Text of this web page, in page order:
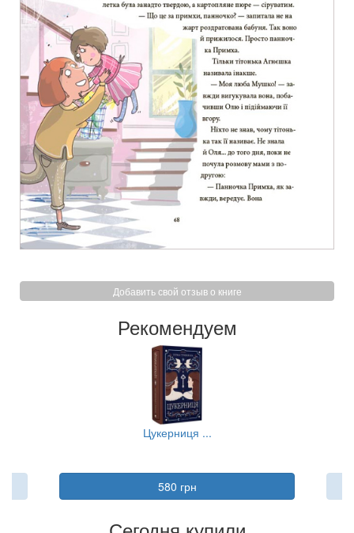
Добавить свой отзыв о книге
Рекомендуем
Цукерниця ...
580 грн